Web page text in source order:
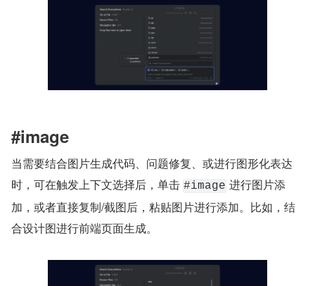
#image
当需要结合图片生成代码、问题修复、或进行图形化表达
时，可在触发上下文选择后，单击 #image 进行图片添
加，或者直接复制/截图后，粘贴图片进行添加。比如，结
合设计图进行前端页面生成。